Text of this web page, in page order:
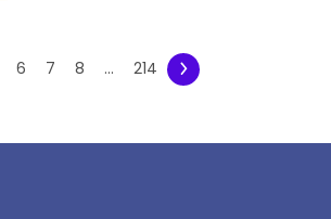
6 7 8 ... 214